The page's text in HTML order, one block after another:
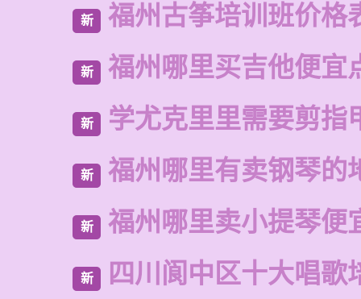
新 福州古筝培训班价格
新 福州哪里买吉他便宜
新 学尤克里里需要剪指
新 福州哪里有卖钢琴的
新 福州哪里卖小提琴便
新 四川阆中区十大唱歌